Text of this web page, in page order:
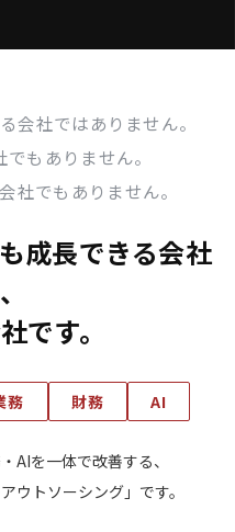
会社ではありません。
もありません。
社でもありません。
成長できる会社
です。
務 財務 AI
AIを一体で改善する、
ウトソーシング」です。